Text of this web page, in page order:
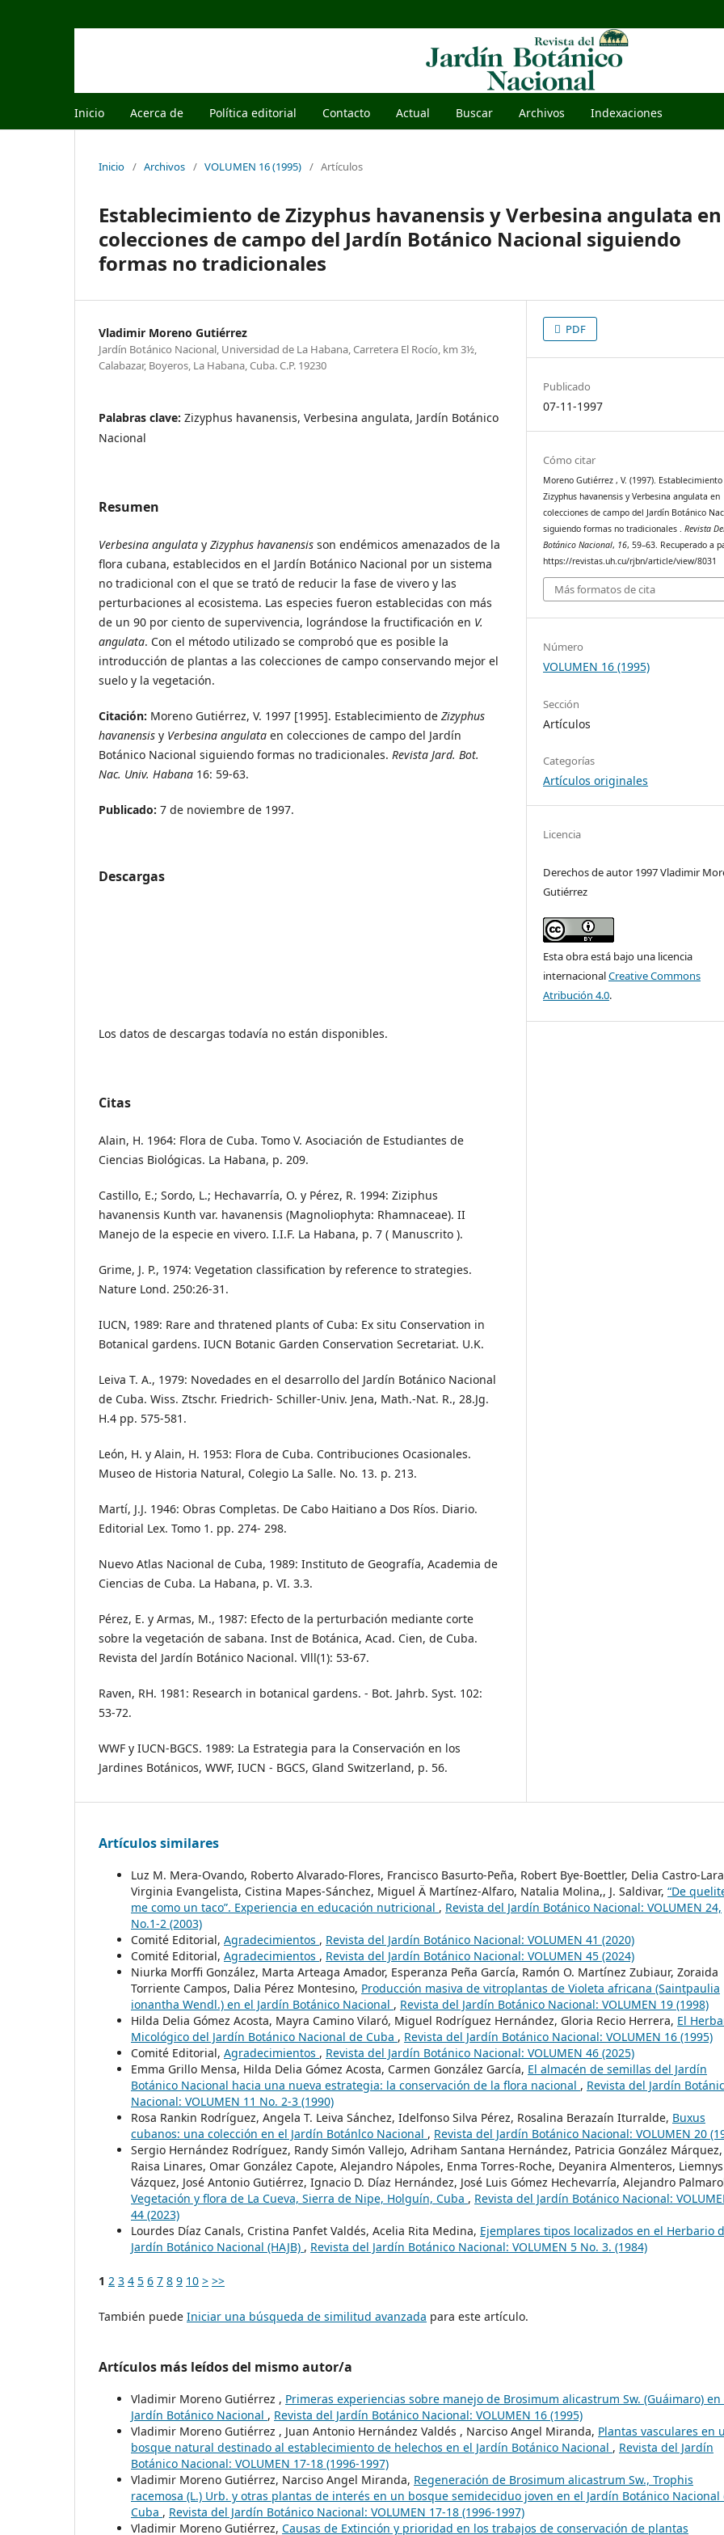
Inicio Acerca de Política editorial Contacto Actual Buscar Archivos Indexaciones
Inicio / Archivos / VOLUMEN 16 (1995) / Artículos
Establecimiento de Zizyphus havanensis y Verbesina angulata en
colecciones de campo del Jardín Botánico Nacional siguiendo
formas no tradicionales
Vladimir Moreno Gutiérrez
Jardín Botánico Nacional, Universidad de La Habana, Carretera El Rocío, km 3½,
Calabazar, Boyeros, La Habana, Cuba. C.P. 19230
Palabras clave: Zizyphus havanensis, Verbesina angulata, Jardín Botánico
Nacional
Resumen
Verbesina angulata y Zizyphus havanensis son endémicos amenazados de la
flora cubana, establecidos en el Jardín Botánico Nacional por un sistema
no tradicional con el que se trató de reducir la fase de vivero y las
perturbaciones al ecosistema. Las especies fueron establecidas con más
de un 90 por ciento de supervivencia, lográndose la fructificación en V.
angulata. Con el método utilizado se comprobó que es posible la
introducción de plantas a las colecciones de campo conservando mejor el
suelo y la vegetación.
Citación: Moreno Gutiérrez, V. 1997 [1995]. Establecimiento de Zizyphus
havanensis y Verbesina angulata en colecciones de campo del Jardín
Botánico Nacional siguiendo formas no tradicionales. Revista Jard. Bot.
Nac. Univ. Habana 16: 59-63.
Publicado: 7 de noviembre de 1997.
Descargas
Los datos de descargas todavía no están disponibles.
Citas
Alain, H. 1964: Flora de Cuba. Tomo V. Asociación de Estudiantes de
Ciencias Biológicas. La Habana, p. 209.
Castillo, E.; Sordo, L.; Hechavarría, O. y Pérez, R. 1994: Ziziphus
havanensis Kunth var. havanensis (Magnoliophyta: Rhamnaceae). II
Manejo de la especie en vivero. I.I.F. La Habana, p. 7 ( Manuscrito ).
Grime, J. P., 1974: Vegetation classification by reference to strategies.
Nature Lond. 250:26-31.
IUCN, 1989: Rare and thratened plants of Cuba: Ex situ Conservation in
Botanical gardens. IUCN Botanic Garden Conservation Secretariat. U.K.
Leiva T. A., 1979: Novedades en el desarrollo del Jardín Botánico Nacional
de Cuba. Wiss. Ztschr. Friedrich- Schiller-Univ. Jena, Math.-Nat. R., 28.Jg.
H.4 pp. 575-581.
León, H. y Alain, H. 1953: Flora de Cuba. Contribuciones Ocasionales.
Museo de Historia Natural, Colegio La Salle. No. 13. p. 213.
Martí, J.J. 1946: Obras Completas. De Cabo Haitiano a Dos Ríos. Diario.
Editorial Lex. Tomo 1. pp. 274- 298.
Nuevo Atlas Nacional de Cuba, 1989: Instituto de Geografía, Academia de
Ciencias de Cuba. La Habana, p. VI. 3.3.
Pérez, E. y Armas, M., 1987: Efecto de la perturbación mediante corte
sobre la vegetación de sabana. Inst de Botánica, Acad. Cien, de Cuba.
Revista del Jardín Botánico Nacional. Vlll(1): 53-67.
Raven, RH. 1981: Research in botanical gardens. - Bot. Jahrb. Syst. 102:
53-72.
WWF y IUCN-BGCS. 1989: La Estrategia para la Conservación en los
Jardines Botánicos, WWF, IUCN - BGCS, Gland Switzerland, p. 56.
PDF
Publicado
07-11-1997
Cómo citar
Moreno Gutiérrez , V. (1997).
Zizyphus havanensis y Verbesina angulata en
colecciones de campo del Jardín Botánico
siguiendo formas no tradicionales .Revista
Botánico Nacional, 16, 59–63. Recuperado a
https://revistas.uh.cu/rjbn/article/view/8031
Más formatos de cita
Número
VOLUMEN 16 (1995)
Sección
Artículos
Categorías
Artículos originales
Licencia
Derechos de autor 1997 Vladimir
Gutiérrez
Esta obra está bajo una licencia
internacionalCreative Commons
Atribución 4.0.
Artículos similares
Luz M. Mera-Ovando, Roberto Alvarado-Flores, Francisco Basurto-Peña, Robert Bye-Boettler, Delia Castro-
Virginia Evangelista, Cistina Mapes-Sánchez, Miguel Ä Martínez-Alfaro, Natalia Molina,, J. Saldivar, “De
me como un taco”. Experiencia en educación nutricional , Revista del Jardín Botánico Nacional: VOLUMEN 24,
No.1-2 (2003)
Comité Editorial, Agradecimientos , Revista del Jardín Botánico Nacional: VOLUMEN 41 (2020)
Comité Editorial, Agradecimientos , Revista del Jardín Botánico Nacional: VOLUMEN 45 (2024)
Niurka Morffi González, Marta Arteaga Amador, Esperanza Peña García, Ramón O. Martínez Zubiaur, Zoraida
Torriente Campos, Dalia Pérez Montesino, Producción masiva de vitroplantas de Violeta africana (Saintpaulia
ionantha Wendl.) en el Jardín Botánico Nacional , Revista del Jardín Botánico Nacional: VOLUMEN 19 (1998)
Hilda Delia Gómez Acosta, Mayra Camino Vilaró, Miguel Rodríguez Hernández, Gloria Recio Herrera, El
Micológico del Jardín Botánico Nacional de Cuba , Revista del Jardín Botánico Nacional: VOLUMEN 16 (1995)
Comité Editorial, Agradecimientos , Revista del Jardín Botánico Nacional: VOLUMEN 46 (2025)
Emma Grillo Mensa, Hilda Delia Gómez Acosta, Carmen González García, El almacén de semillas del Jardín
Botánico Nacional hacia una nueva estrategia: la conservación de la flora nacional , Revista del Jardín
Nacional: VOLUMEN 11 No. 2-3 (1990)
Rosa Rankin Rodríguez, Angela T. Leiva Sánchez, Idelfonso Silva Pérez, Rosalina Berazaín Iturralde, Buxus
cubanos: una colección en el Jardín Botánlco Nacional , Revista del Jardín Botánico Nacional: VOLUMEN 20
Sergio Hernández Rodríguez, Randy Simón Vallejo, Adriham Santana Hernández, Patricia González Márquez,
Raisa Linares, Omar González Capote, Alejandro Nápoles, Enma Torres-Roche, Deyanira Almenteros, Liemnys
Vázquez, José Antonio Gutiérrez, Ignacio D. Díaz Hernández, José Luis Gómez Hechevarría, Alejandro
Vegetación y flora de La Cueva, Sierra de Nipe, Holguín, Cuba , Revista del Jardín Botánico Nacional:
44 (2023)
Lourdes Díaz Canals, Cristina Panfet Valdés, Acelia Rita Medina, Ejemplares tipos localizados en el Herbario
Jardín Botánico Nacional (HAJB) , Revista del Jardín Botánico Nacional: VOLUMEN 5 No. 3. (1984)
1 2 3 4 5 6 7 8 9 10 > >>
También puede Iniciar una búsqueda de similitud avanzada para este artículo.
Artículos más leídos del mismo autor/a
Vladimir Moreno Gutiérrez , Primeras experiencias sobre manejo de Brosimum alicastrum Sw. (Guáimaro) en
Jardín Botánico Nacional , Revista del Jardín Botánico Nacional: VOLUMEN 16 (1995)
Vladimir Moreno Gutiérrez , Juan Antonio Hernández Valdés , Narciso Angel Miranda, Plantas vasculares en
bosque natural destinado al establecimiento de helechos en el Jardín Botánico Nacional , Revista del Jardín
Botánico Nacional: VOLUMEN 17-18 (1996-1997)
Vladimir Moreno Gutiérrez, Narciso Angel Miranda, Regeneración de Brosimum alicastrum Sw., Trophis
racemosa (L.) Urb. y otras plantas de interés en un bosque semideciduo joven en el Jardín Botánico Nacional
Cuba , Revista del Jardín Botánico Nacional: VOLUMEN 17-18 (1996-1997)
Vladimir Moreno Gutiérrez, Causas de Extinción y prioridad en los trabajos de conservación de plantas